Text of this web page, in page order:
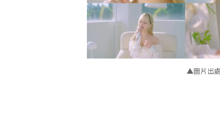
▲圖片出處